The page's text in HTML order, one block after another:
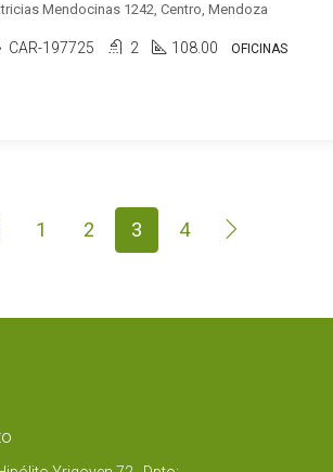
Mendocinas 1242, Centro, Mendoza
CAR-197725 2 108.00 OFICINAS
1 2 3 4